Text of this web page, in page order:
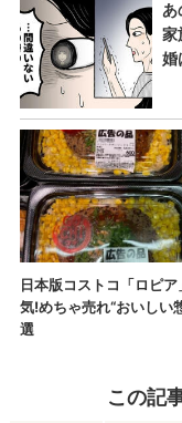
この記